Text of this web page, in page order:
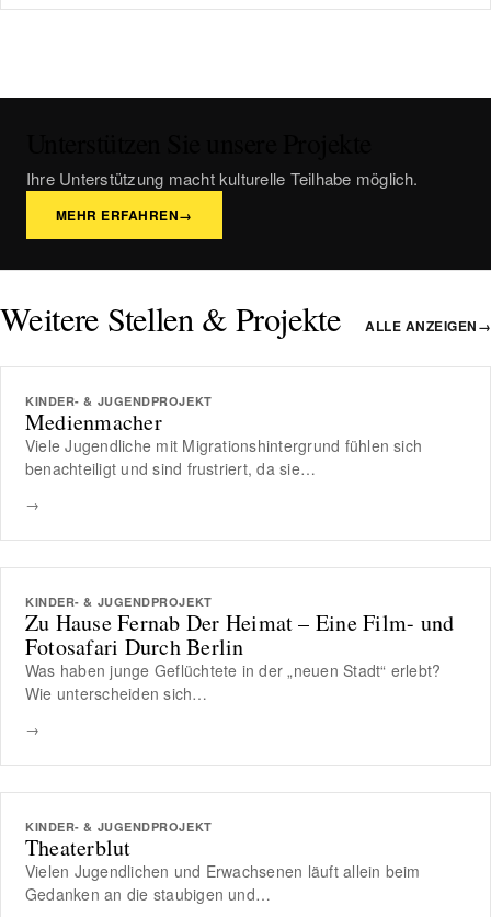
Ihre Unterstützung macht kulturelle Teilhabe möglich.
MEHR ERFAHREN→
Weitere Stellen & Projekte ALLE ANZEIGEN→
KINDER- & JUGENDPROJEKT
Medienmacher
Viele Jugendliche mit Migrationshintergrund fühlen sich
benachteiligt und sind frustriert, da sie…
→
KINDER- & JUGENDPROJEKT
Zu Hause Fernab Der Heimat – Eine Film- und
Fotosafari Durch Berlin
Was haben junge Geflüchtete in der „neuen Stadt“ erlebt?
Wie unterscheiden sich…
→
KINDER- & JUGENDPROJEKT
Theaterblut
Vielen Jugendlichen und Erwachsenen läuft allein beim
Gedanken an die staubigen und…